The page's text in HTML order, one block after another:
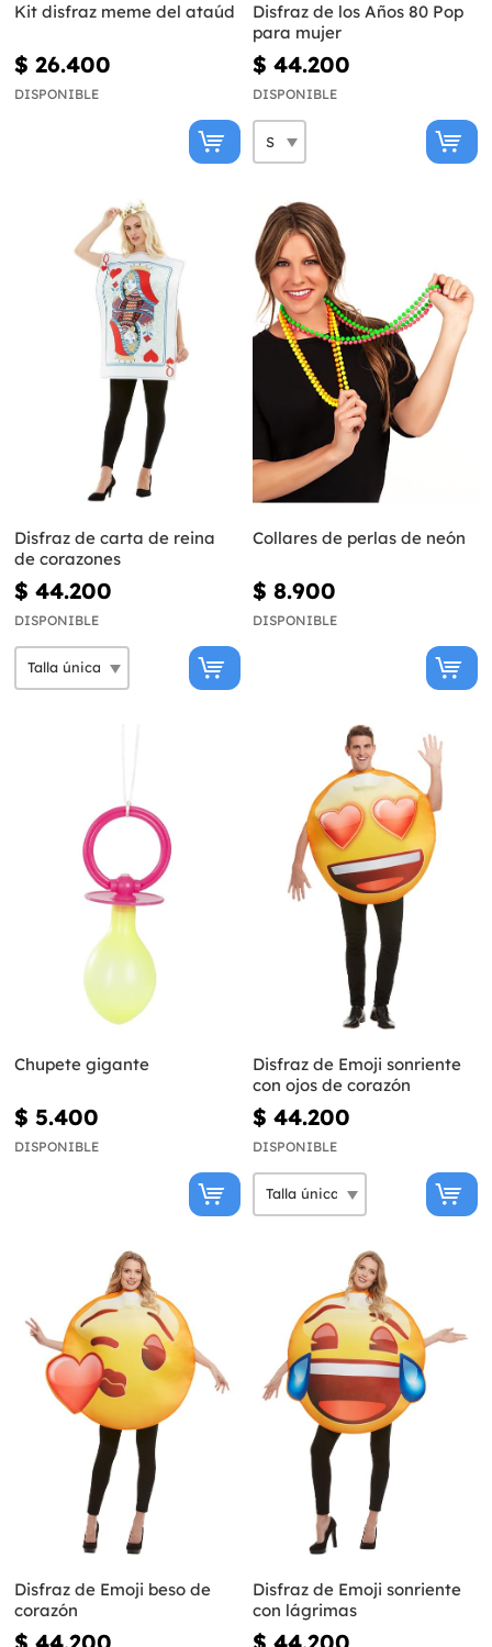
Kit disfraz meme del ataúd
$ 26.400
DISPONIBLE
Disfraz de los Años 80 Pop
para mujer
$ 44.200
DISPONIBLE
Disfraz de carta de reina
de corazones
$ 44.200
DISPONIBLE
Collares de perlas de neón
$ 8.900
DISPONIBLE
Chupete gigante
$ 5.400
DISPONIBLE
Disfraz de Emoji sonriente
con ojos de corazón
$ 44.200
DISPONIBLE
Disfraz de Emoji beso de
corazón
Disfraz de Emoji sonriente
con lágrimas